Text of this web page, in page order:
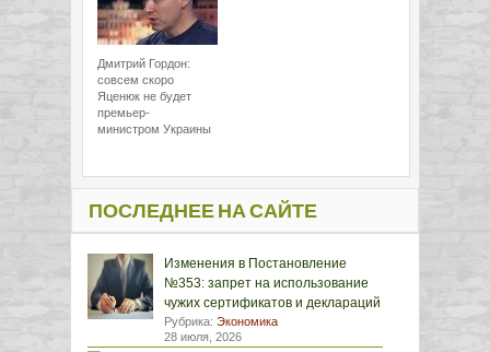
Дмитрий Гордон:
совсем скоро
Яценюк не будет
премьер-
министром Украины
ПОСЛЕДНЕЕ НА САЙТЕ
Изменения в Постановление
№353: запрет на использование
чужих сертификатов и деклараций
Рубрика: Экономика
28 июля, 2026